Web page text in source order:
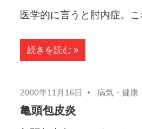
医学的に言うと肘内症。
続きを読む
2000年11月16日 病気・健康
亀頭包皮炎